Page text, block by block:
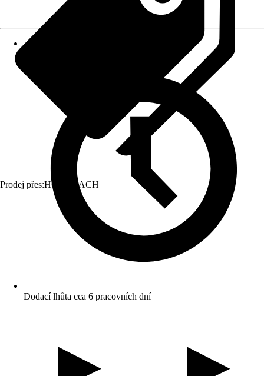
Prodej přes:HORNBACH
Dodací lhůta cca 6 pracovních dní